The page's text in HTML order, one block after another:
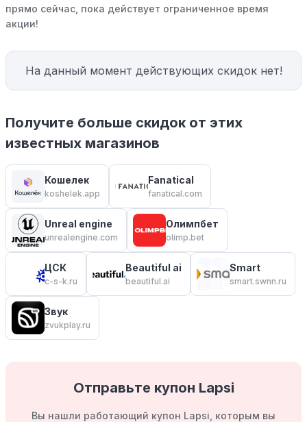
прямо сейчас, пока действует ограниченное время
акции!
На данный момент действующих скидок нет!
Получите больше скидок от этих
известных магазинов
Кошелек
koshelek.app
Fanatical
fanatical.com
Unreal engine
unrealengine.com
Олимпбет
olimp.bet
ЦСК
c-s-k.ru
Beautiful ai
beautiful.ai
Smart
smart.swnn.ru
Звук
zvukplay.ru
Отправьте купон Lapsi
Вы нашли работающий купон Lapsi, которым вы